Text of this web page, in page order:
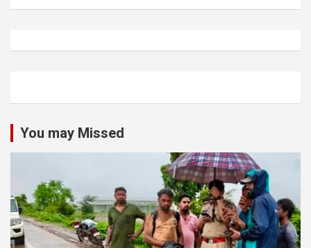
You may Missed